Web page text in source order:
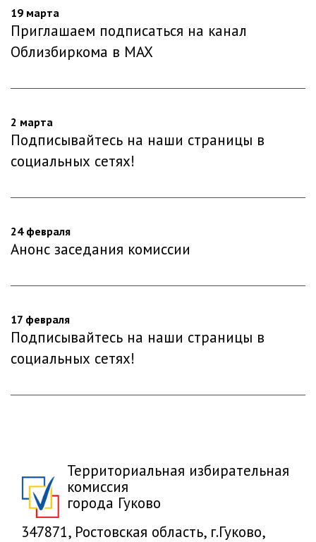
19 марта
Приглашаем подписаться на канал
Облизбиркома в MAX
2 марта
Подписывайтесь на наши страницы в
социальных сетях!
24 февраля
Анонс заседания комиссии
17 февраля
Подписывайтесь на наши страницы в
социальных сетях!
Территориальная избирательная
комиссия
города Гуково
347871, Ростовская область, г.Гуково,